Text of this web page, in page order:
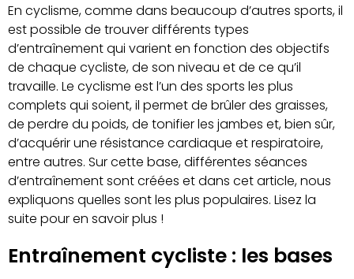
En cyclisme, comme dans beaucoup d’autres sports, il
est possible de trouver différents types
d’entraînement qui varient en fonction des objectifs
de chaque cycliste, de son niveau et de ce qu’il
travaille. Le cyclisme est l’un des sports les plus
complets qui soient, il permet de brûler des graisses,
de perdre du poids, de tonifier les jambes et, bien sûr,
d’acquérir une résistance cardiaque et respiratoire,
entre autres. Sur cette base, différentes séances
d’entraînement sont créées et dans cet article, nous
expliquons quelles sont les plus populaires. Lisez la
suite pour en savoir plus !
Entraînement cycliste : les bases